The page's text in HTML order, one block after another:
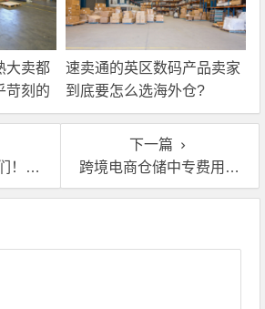
大卖都
苛刻的
速卖通的英区数码产品卖家
到底要怎么选海外仓?
样的
下一篇
跨境电商仓储中专费用标准——海外仓收费究竟怎么算？